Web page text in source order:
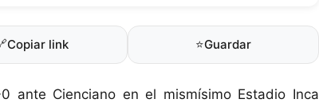
Copiar link ⭐Guardar
ante Cienciano en el mismísimo Estadio Inca